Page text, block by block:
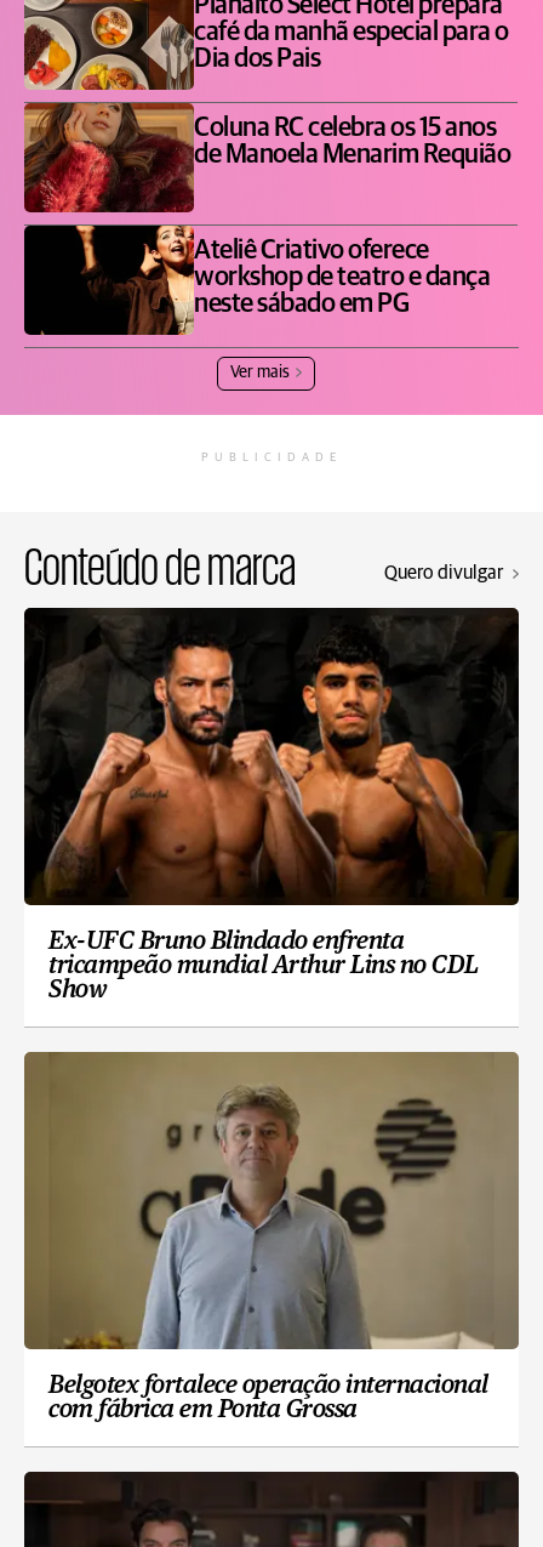
Planalto Select Hotel prepara
café da manhã especial para o
Dia dos Pais
Coluna RC celebra os 15 anos
de Manoela Menarim Requião
Ateliê Criativo oferece
workshop de teatro e dança
neste sábado em PG
Ver mais
PUBLICIDADE
Conteúdo de marca Quero divulgar
Ex-UFC Bruno Blindado enfrenta
tricampeão mundial Arthur Lins no CDL
Show
Belgotex fortalece operação internacional
com fábrica em Ponta Grossa